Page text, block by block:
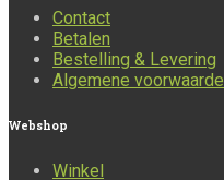
Contact
Betalen
Bestelling & Levering
Algemene
Webshop
Winkel